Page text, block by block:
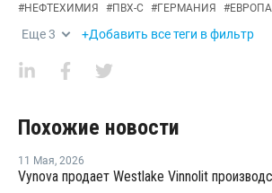
#НЕФТЕХИМИЯ #ПВХ-С #ГЕРМАНИЯ #ЕВРОПА
Еще3 +Добавить все теги в фильтр
Похожие новости
11 Мая, 2026